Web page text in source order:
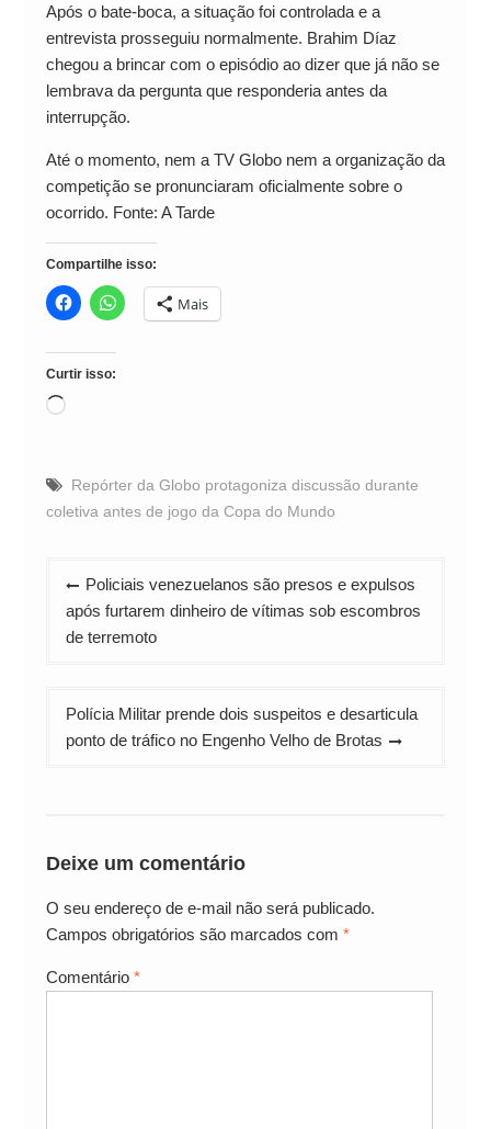
Após o bate-boca, a situação foi controlada e a
entrevista prosseguiu normalmente. Brahim Díaz
chegou a brincar com o episódio ao dizer que já não se
lembrava da pergunta que responderia antes da
interrupção.
Até o momento, nem a TV Globo nem a organização da
competição se pronunciaram oficialmente sobre o
ocorrido. Fonte: A Tarde
Compartilhe isso:
Mais
Curtir isso:
Carregando...
Repórter da Globo protagoniza discussão durante
coletiva antes de jogo da Copa do Mundo
Navegação
de
Post
Policiais venezuelanos são presos e expulsos
após furtarem dinheiro de vítimas sob escombros
de terremoto
Polícia Militar prende dois suspeitos e desarticula
ponto de tráfico no Engenho Velho de Brotas
Deixe um comentário
O seu endereço de e-mail não será publicado.
Campos obrigatórios são marcados com *
Comentário *